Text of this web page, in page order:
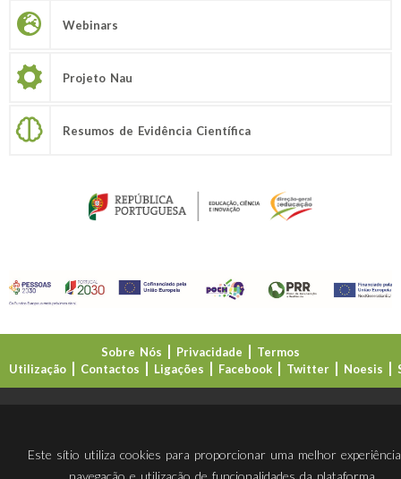
Webinars
Projeto Nau
Resumos de Evidência Científica
Sobre Nós Privacidade
Termos
Utilização
Contactos Ligações Facebook Twitter Noesis
Este sítio utiliza cookies para proporcionar uma melhor
navegação e utilização de funcionalidades da plataforma.